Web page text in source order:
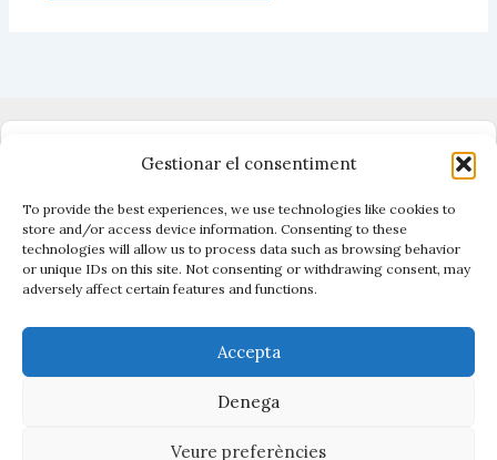
Gestionar el consentiment
To provide the best experiences, we use technologies like cookies to
store and/or access device information. Consenting to these
technologies will allow us to process data such as browsing behavior
or unique IDs on this site. Not consenting or withdrawing consent, may
adversely affect certain features and functions.
Accepta
Denega
Veure preferències
Vigilen el poder, cuiden el que és públic.
Amb periodisme, eines i acció.